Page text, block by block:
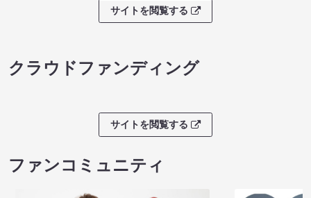
サイトを閲覧する
クラウドファンディング
サイトを閲覧する
ファンコミュニティ